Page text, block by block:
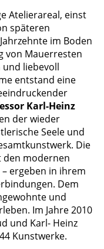
Atelierareal, einst
späteren
im Boden
von Mauerresten
liebevoll
entstand eine
Karl-Heinz
der wieder
Seele und
Die
den modernen
ergeben in ihrem
Dem
und
Im Jahre 2010
und Karl- Heinz
Kunstwerke.